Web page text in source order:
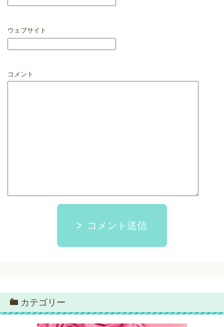
ウェブサイト
コメント
コメント送信
カテゴリー